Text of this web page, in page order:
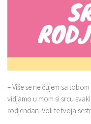
– Više se ne čujem sa
vidjamo u mom si srcu
rodjendan. Voli te tvoja